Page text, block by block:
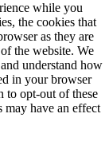
while you
the cookies that
as they are
the website. We
understand how
in your browser
to opt-out of these
may have an effect